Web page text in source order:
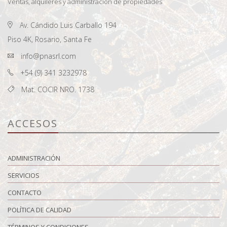
Av. Cándido Luis Carballo 194
Piso 4K, Rosario, Santa Fe
info@pnasrl.com
+54 (9) 341 3232978
Mat. COCIR NRO. 1738
ACCESOS
ADMINISTRACIÓN
SERVICIOS
CONTACTO
POLÍTICA DE CALIDAD